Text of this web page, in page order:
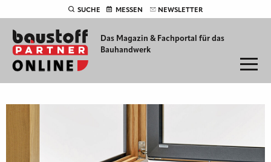
SUCHE MESSEN NEWSLETTER
Das Magazin & Fachportal für das
Bauhandwerk